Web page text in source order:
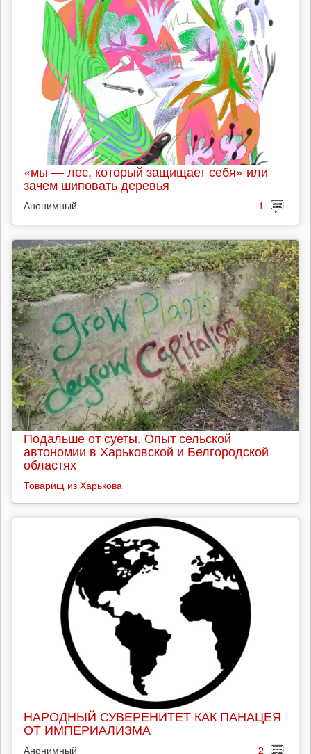
«мы — лес, который защищает себя» или
зачем шиповать деревья
Анонимный 1
Подальше от суеты. Опыт сельской
автономии в Харьковской и Белгородской
областях
Товарищ из Харькова
НАРОДНЫЙ СУВЕРЕНИТЕТ КАК ПАНАЦЕЯ
ОТ ИМПЕРИАЛИЗМА
Анонимный 2